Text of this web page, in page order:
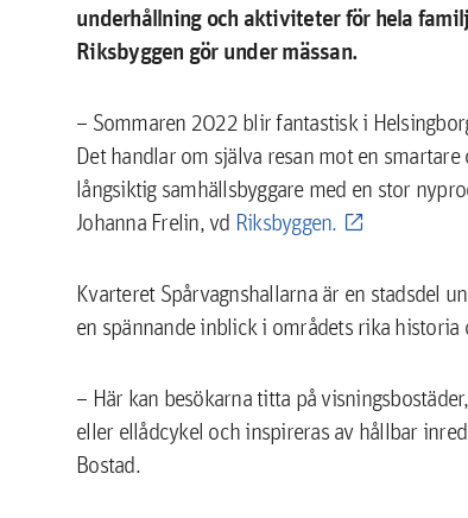
underhållning och aktiviteter för hela
Riksbyggen gör under mässan.
– Sommaren 2022 blir fantastisk i
Det handlar om själva resan mot en
långsiktig samhällsbyggare med en stor
Johanna Frelin, vd Riksbyggen.
Kvarteret Spårvagnshallarna är en stadsdel
en spännande inblick i områdets rika
– Här kan besökarna titta på
eller ellådcykel och inspireras av hållbar
Bostad.